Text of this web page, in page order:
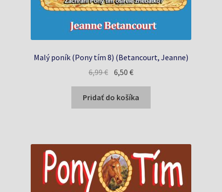
Malý poník (Pony tím 8) (Betancourt, Jeanne)
6,99€ Pôvodná
cena
bola:
6,99 €.
6,50€Aktuálna
cena
je:
6,50 €.
Pridať do košíka